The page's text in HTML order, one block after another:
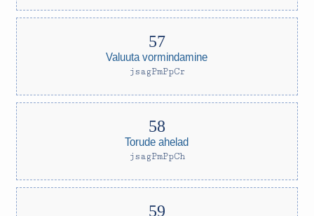
Valuuta vormindamine
jsagPmPpCr
Torude ahelad
jsagPmPpCh